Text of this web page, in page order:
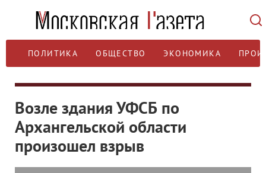
ПОЛИТИКА ОБЩЕСТВО ЭКОНОМИКА
Возле здания УФСБ по
Архангельской области
произошел взрыв